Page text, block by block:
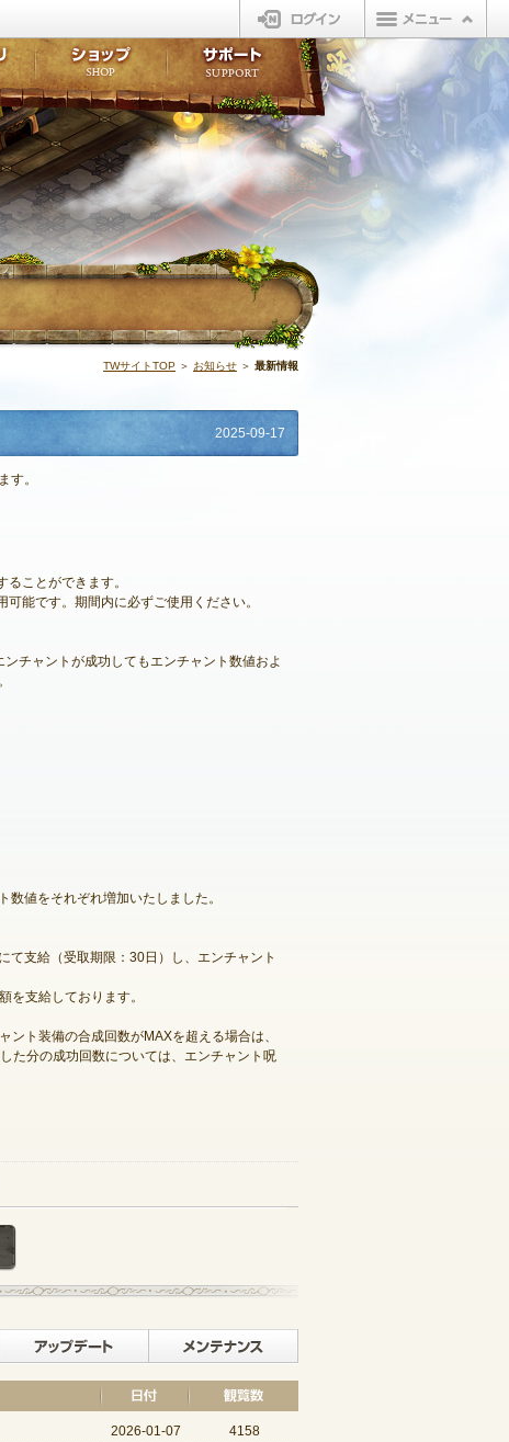
ログイン
ウィーバー
TWサイトTOP ＞ お知らせ ＞ 最新情報
2025-09-17
す。
ことができます。
能です。期間内に必ずご使用ください。
チャントが成功してもエンチャント数値およ
値をそれぞれ増加いたしました。
て支給（受取期限：30日）し、エンチャント
支給しております。
ト装備の合成回数がMAXを超える場合は、
た分の成功回数については、エンチャント呪
イベント アップデート
2026-01-07 4158
ィポイントライブラリ
LINEスタンプ
ショップ
販売アイテム
ビューティーショップ
オープンマーケットサポート
不具合対応状況
アンケート